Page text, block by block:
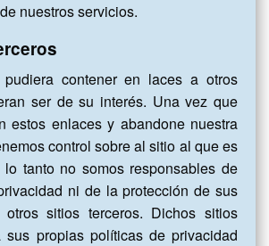
nuestros servicios.
contener en laces a otros
ser de su interés. Una vez que
estos enlaces y abandone nuestra
control sobre al sitio al que es
tanto no somos responsables de
ni de la protección de sus
sitios terceros. Dichos sitios
sus propias políticas de privacidad